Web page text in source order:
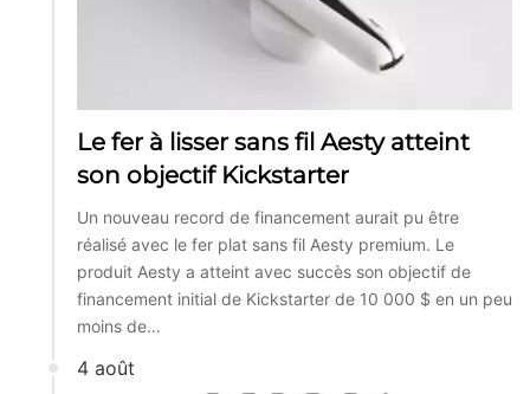
Le fer à lisser sans fil Aesty atteint
son objectif Kickstarter
Un nouveau record de financement aurait pu être
réalisé avec le fer plat sans fil Aesty premium. Le
produit Aesty a atteint avec succès son objectif de
financement initial de Kickstarter de 10 000 $ en un peu
moins de…
4 août